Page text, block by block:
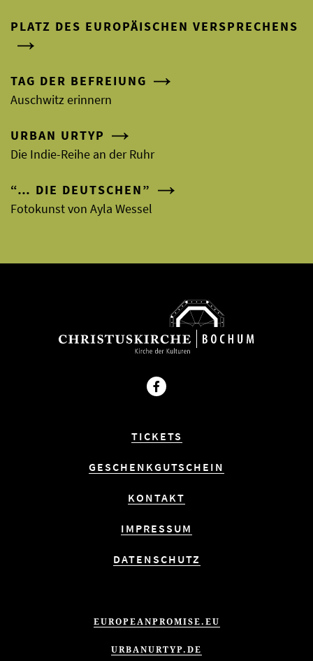
PLATZ DES EUROPÄISCHEN VERSPRECHENS
TAG DER BEFREIUNG
Auschwitz erinnern
URBAN URTYP
Die Indie-Reihe an der Ruhr
“… DIE DEUTSCHEN”
Fotokunst von Ayla Wessel
Facebook
TICKETS
GESCHENKGUTSCHEIN
KONTAKT
IMPRESSUM
DATENSCHUTZ
EUROPEANPROMISE.EU
URBANURTYP.DE